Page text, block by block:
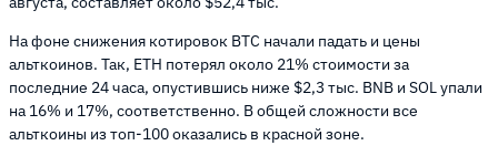
На фоне снижения котировок BTC начали падать и цены
альткоинов. Так, ETH потерял около 21% стоимости за
последние 24 часа, опустившись ниже $2,3 тыс. BNB и SOL упали
на 16% и 17%, соответственно. В общей сложности все
альткоины из топ-100 оказались в красной зоне.